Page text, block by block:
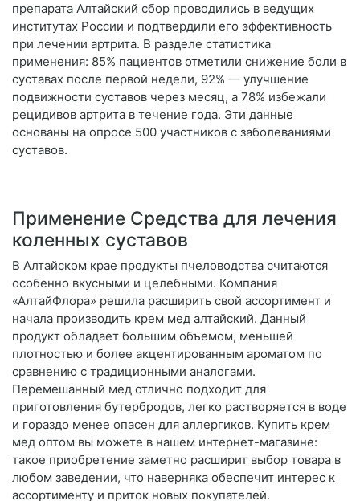
препарата Алтайский сбор проводились в ведущих
институтах России и подтвердили его эффективность
при лечении артрита. В разделе статистика
применения: 85% пациентов отметили снижение боли в
суставах после первой недели, 92% — улучшение
подвижности суставов через месяц, а 78% избежали
рецидивов артрита в течение года. Эти данные
основаны на опросе 500 участников с заболеваниями
суставов.
Применение Средства для лечения
коленных суставов
В Алтайском крае продукты пчеловодства считаются
особенно вкусными и целебными. Компания
«АлтайФлора» решила расширить свой ассортимент и
начала производить крем мед алтайский. Данный
продукт обладает большим объемом, меньшей
плотностью и более акцентированным ароматом по
сравнению с традиционными аналогами.
Перемешанный мед отлично подходит для
приготовления бутербродов, легко растворяется в воде
и гораздо менее опасен для аллергиков. Купить крем
мед оптом вы можете в нашем интернет-магазине:
такое приобретение заметно расширит выбор товара в
любом заведении, что наверняка обеспечит интерес к
ассортименту и приток новых покупателей.